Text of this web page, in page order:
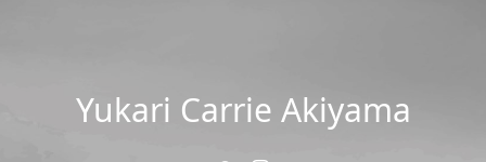
Yukari Carrie Akiyama